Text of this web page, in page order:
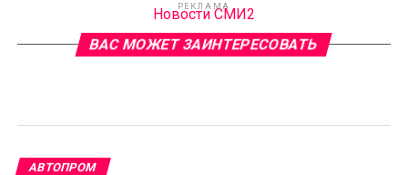
РЕКЛАМА
Новости СМИ2
ВАС МОЖЕТ ЗАИНТЕРЕСОВАТЬ
АВТОПРОМ